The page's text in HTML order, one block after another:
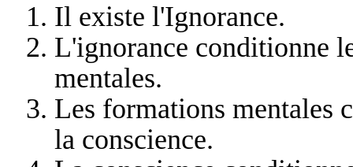
Il existe l'Ignorance.
L'ignorance conditionne
mentales.
Les formations mentales
la conscience.